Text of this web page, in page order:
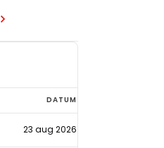
DATUM
23 aug 2026